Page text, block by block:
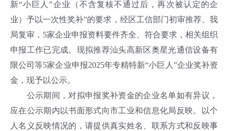
新“小巨人”企业（不含复核不通过后，再次被认定的企
业）予以一次性奖补”的要求，经区工信部门初审推荐、我
局复审，5家企业申报资料要件齐全、符合要求，相关组织
申报工作已完成。现拟推荐汕头高新区奥星光通信设备有
限公司等5家企业申报2025年专精特新“小巨人”企业奖补资
金，现予以公示。
公示期间，对拟申报奖补资金的企业名单如有异议，
应在公示期内以书面形式向市工业和信息化局反映。以个
人名义反映情况的，请提供真实姓名、联系方式和反映事